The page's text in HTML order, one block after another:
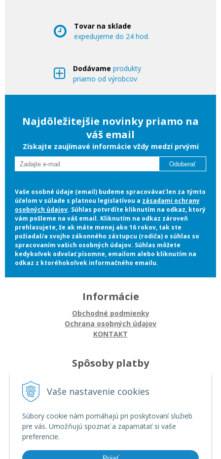
Vaše nastavenie cookies
Súbory cookie nám pomáhajú pri poskytovaní služieb
pre vás. Umožňujú spoznať a zapamätať si vaše
preferencie.
Tovar na sklade
expedujeme do 24 hod.
Dodávame produkty
priamo od výrobcov
Najdôležitejšie novinky priamo na
váš email
Získajte zaujímavé informácie vždy medzi prvými
Odoberať
Vaše osobné údaje (email) budeme spracovávať len za týmto
účelom v súlade s platnou legislatívou a zásadami ochrany
osobných údajov. Súhlas potvrdíte kliknutím na odkaz, ktorý
vám pošleme na váš email. Kliknutím na odkaz zároveň
prehlasujete, že ak máte menej ako 16 rokov, tak ste
požiadal/a svojho zákonného zástupcu (rodiča) o súhlas so
spracovaním vašich osobných údajov. Súhlas môžete
kedykoľvek odvolať písomne, emailom alebo kliknutím na
odkaz z ktoréhokoľvek informačného emailu.
Informácie
Obchodné podmienky
Ochrana osobných údajov
KONTAKT
Spôsoby platby
Platba bankovým prevodom
Ako nakupovať
Autorizované servisy